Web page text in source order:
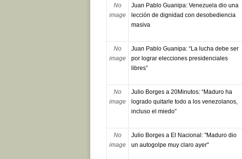
No
image
Juan Pablo Guanipa: Venezuela dio una
lección de dignidad con desobediencia
masiva
No
image
Juan Pablo Guanipa: “La lucha debe ser
por lograr elecciones presidenciales
libres”
No
image
Julio Borges a 20Minutos: “Maduro ha
logrado quitarle todo a los venezolanos,
incluso el miedo”
No
image
Julio Borges a El Nacional: "Maduro dio
un autogolpe muy claro ayer"